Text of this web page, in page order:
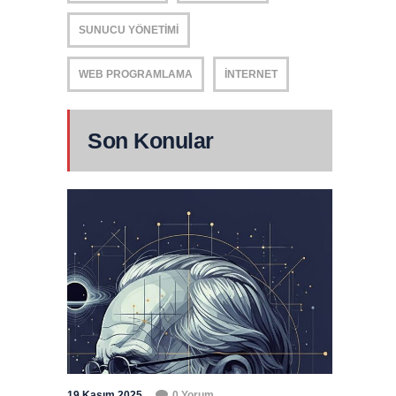
SUNUCU YÖNETIMI
WEB PROGRAMLAMA İNTERNET
Son Konular